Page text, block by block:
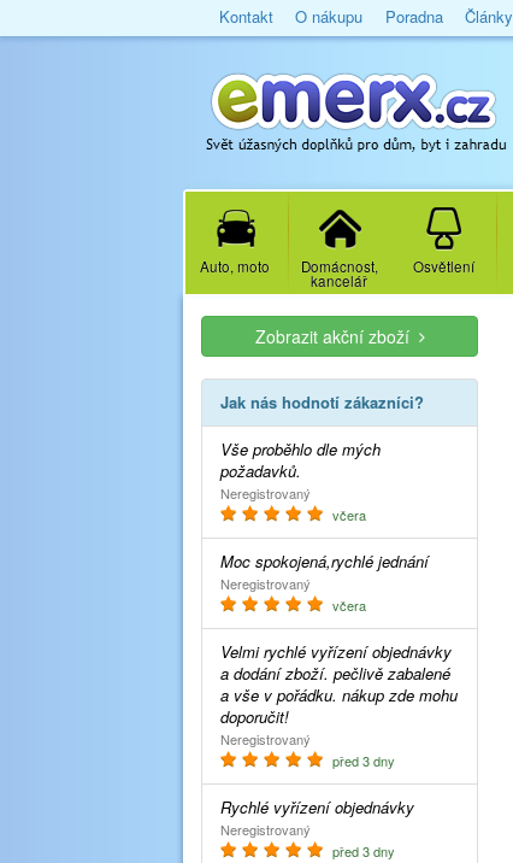
Kontakt O nákupu Poradna Články
Auto, moto Domácnost,
kancelář
Osvětlení
Zobrazit akční zboží
Jak nás hodnotí zákazníci?
Vše proběhlo dle mých
požadavků.
Neregistrovaný
včera
Moc spokojená,rychlé jednání
Neregistrovaný
včera
Velmi rychlé vyřízení objednávky
a dodání zboží. pečlivě zabalené
a vše v pořádku. nákup zde mohu
doporučit!
Neregistrovaný
před 3 dny
Rychlé vyřízení objednávky
Neregistrovaný
před 3 dny